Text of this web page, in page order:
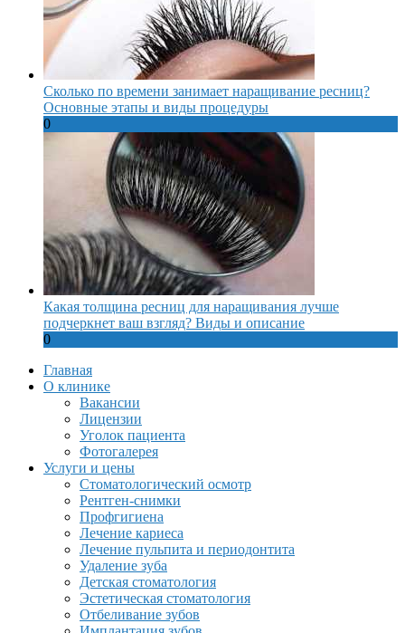
Сколько по времени занимает наращивание ресниц?
Основные этапы и виды процедуры
0
Какая толщина ресниц для наращивания лучше
подчеркнет ваш взгляд? Виды и описание
0
Главная
О клинике
Вакансии
Лицензии
Уголок пациента
Фотогалерея
Услуги и цены
Стоматологический осмотр
Рентген-снимки
Профгигиена
Лечение кариеса
Лечение пульпита и периодонтита
Удаление зуба
Детская стоматология
Эстетическая стоматология
Отбеливание зубов